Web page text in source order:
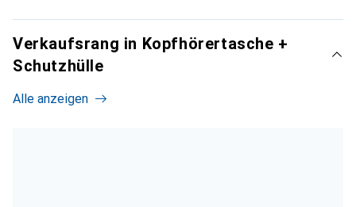
Verkaufsrang in Kopfhörertasche +
Schutzhülle
Alle anzeigen